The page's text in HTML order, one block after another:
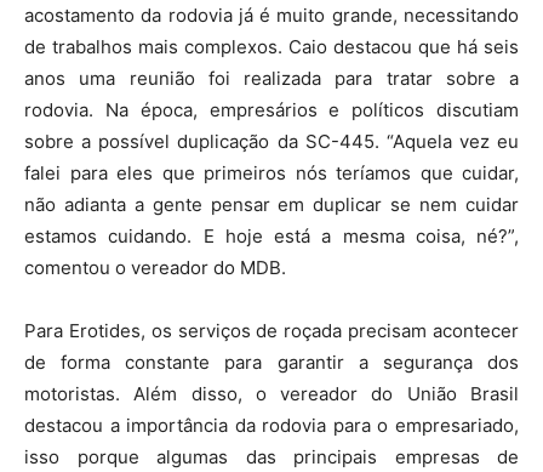
acostamento da rodovia já é muito grande, necessitando
de trabalhos mais complexos. Caio destacou que há seis
anos uma reunião foi realizada para tratar sobre a
rodovia. Na época, empresários e políticos discutiam
sobre a possível duplicação da SC-445. “Aquela vez eu
falei para eles que primeiros nós teríamos que cuidar,
não adianta a gente pensar em duplicar se nem cuidar
estamos cuidando. E hoje está a mesma coisa, né?”,
comentou o vereador do MDB.
Para Erotides, os serviços de roçada precisam acontecer
de forma constante para garantir a segurança dos
motoristas. Além disso, o vereador do União Brasil
destacou a importância da rodovia para o empresariado,
isso porque algumas das principais empresas de